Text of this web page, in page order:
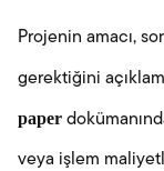
Projenin amacı,
gerektiğini
paper
veya işlem